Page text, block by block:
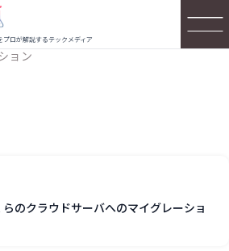
ロが解説するテックメディア
ョン
のクラウドサーバへのマイグレーショ